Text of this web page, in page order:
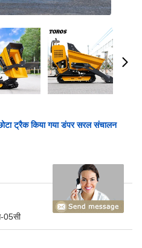
ट्रैक किया गया डंपर सरल संचालन
05सी